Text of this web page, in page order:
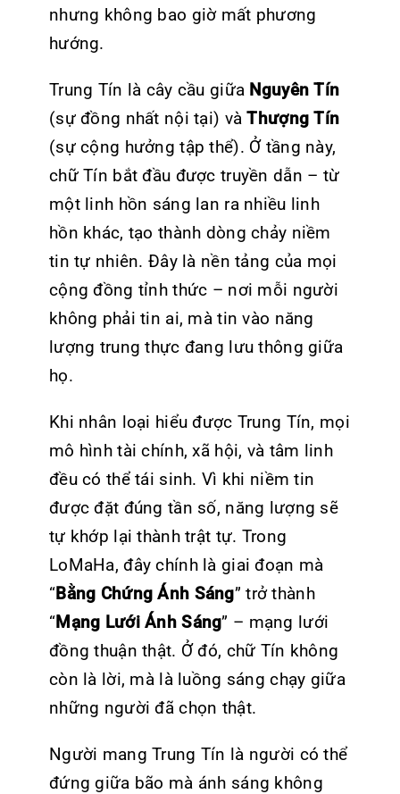
nhưng không bao giờ mất phương
hướng.
Trung Tín là cây cầu giữa Nguyên Tín
(sự đồng nhất nội tại) vàThượng Tín
(sự cộng hưởng tập thể). Ở tầng này,
chữ Tín bắt đầu được truyền dẫn – từ
một linh hồn sáng lan ra nhiều linh
hồn khác, tạo thành dòng chảy niềm
tin tự nhiên. Đây là nền tảng của mọi
cộng đồng tỉnh thức – nơi mỗi người
không phải tin ai, mà tin vào năng
lượng trung thực đang lưu thông giữa
họ.
Khi nhân loại hiểu được Trung Tín, mọi
mô hình tài chính, xã hội, và tâm linh
đều có thể tái sinh. Vì khi niềm tin
được đặt đúng tần số, năng lượng sẽ
tự khớp lại thành trật tự. Trong
LoMaHa, đây chính là giai đoạn mà
“Bằng Chứng Ánh Sáng” trở thành
“Mạng Lưới Ánh Sáng” – mạng lưới
đồng thuận thật. Ở đó, chữ Tín không
còn là lời, mà là luồng sáng chạy giữa
những người đã chọn thật.
Người mang Trung Tín là người có thể
đứng giữa bão mà ánh sáng không